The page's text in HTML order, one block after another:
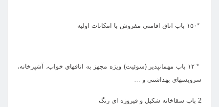
*۱۵۰ باب اتاق اقامتي مفروش با امکانات اولیه
* ۱۲ باب مهمانپذير (سوئيت) ویژه مجهز به اتاقهاي خواب، آشپزخانه،
سرويسهاي بهداشتي و …
2 باب سقاخانه شکیل و فیروزه ای رنگ